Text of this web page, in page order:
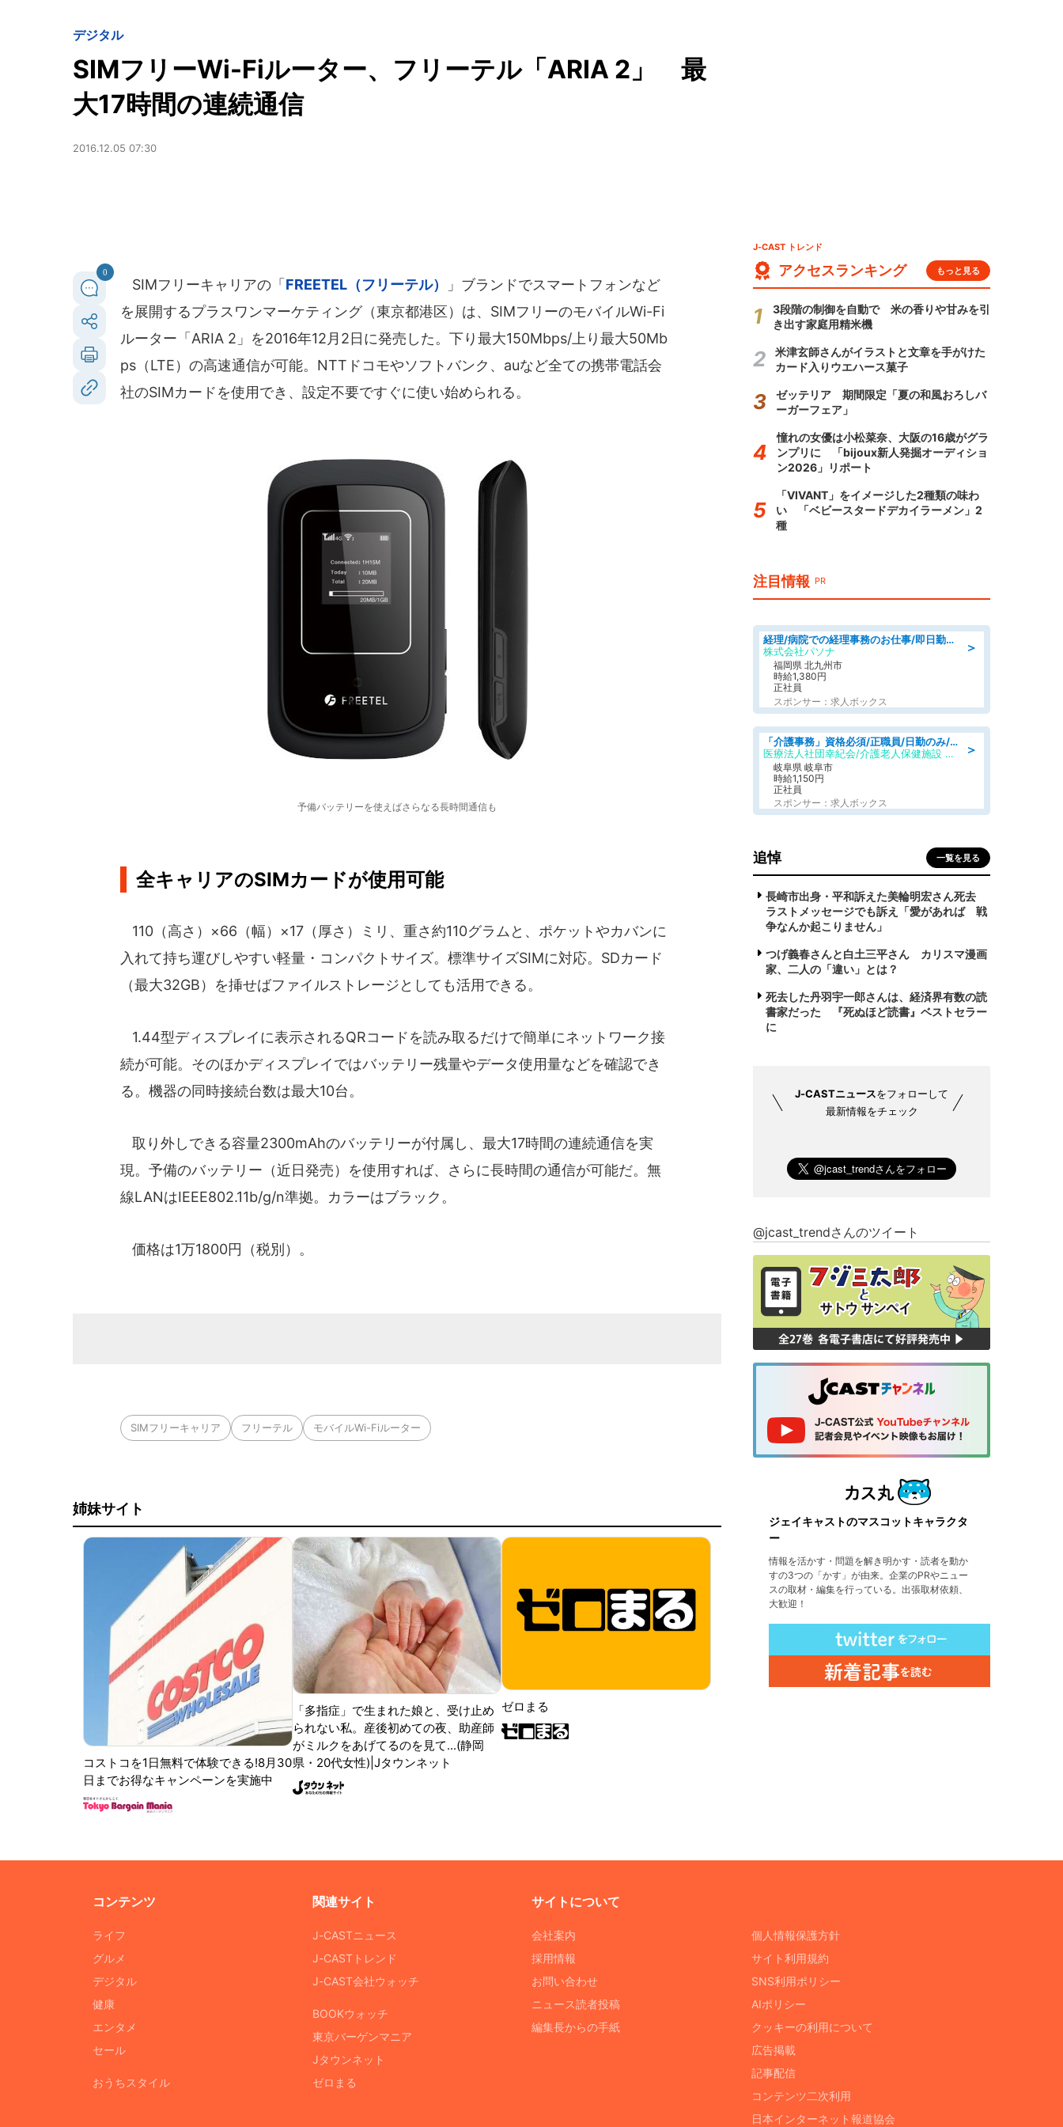
デジタル
SIMフリーWi-Fiルーター、フリーテル「ARIA 2」 最
大17時間の連続通信
2016.12.05 07:30
0
SIMフリーキャリアの「 FREETEL（フリーテル）
」ブランドでスマートフォンなど
を展開するプラスワンマーケティング（東京都港区）は、SIMフリーのモバイルWi-Fi
ルーター「ARIA 2」を2016年12月2日に発売した。下り最大150Mbps/上り最大50Mb
ps（LTE）の高速通信が可能。NTTドコモやソフトバンク、auなど全ての携帯電話会
社のSIMカードを使用でき、設定不要ですぐに使い始められる。
予備バッテリーを使えばさらなる長時間通信も
全キャリアのSIMカードが使用可能
110（高さ）×66（幅）×17（厚さ）ミリ、重さ約110グラムと、ポケットやカバンに
入れて持ち運びしやすい軽量・コンパクトサイズ。標準サイズSIMに対応。SDカード
（最大32GB）を挿せばファイルストレージとしても活用できる。
1.44型ディスプレイに表示されるQRコードを読み取るだけで簡単にネットワーク接
続が可能。そのほかディスプレイではバッテリー残量やデータ使用量などを確認でき
る。機器の同時接続台数は最大10台。
取り外しできる容量2300mAhのバッテリーが付属し、最大17時間の連続通信を実
現。予備のバッテリー（近日発売）を使用すれば、さらに長時間の通信が可能だ。無
線LANはIEEE802.11b/g/n準拠。カラーはブラック。
価格は1万1800円（税別）。
SIMフリーキャリア フリーテル モバイルWi-Fiルーター
姉妹サイト
コストコを1日無料で体験できる!8月30
日までお得なキャンペーンを実施中
「多指症」で生まれた娘と、受け止め
られない私。産後初めての夜、助産師
がミルクをあげてるのを見て...(静岡
県・20代女性)|Jタウンネット
ゼロまる
J-CAST トレンド
アクセスランキング もっと見る
3段階の制御を自動で 米の香りや甘みを引
き出す家庭用精米機
米津玄師さんがイラストと文章を手がけた
カード入りウエハース菓子
ゼッテリア 期間限定「夏の和風おろしバ
ーガーフェア」
憧れの女優は小松菜奈、大阪の16歳がグラ
ンプリに 「bijoux新人発掘オーディショ
ン2026」リポート
「VIVANT」をイメージした2種類の味わ
い 「ベビースタードデカイラーメン」2
種
注目情報 PR
＞
経理/病院での経理事務のお仕事/即日勤務可/車通勤可/経理/一般事務
株式会社パソナ
福岡県 北九州市
時給1,380円
正社員
スポンサー：求人ボックス
＞
「介護事務」資格必須/正職員/日勤のみ/介護老人保健施設
医療法人社団幸紀会/介護老人保健施設 グリーンビラ安江
岐阜県 岐阜市
時給1,150円
正社員
スポンサー：求人ボックス
追悼 一覧を見る
長崎市出身・平和訴えた美輪明宏さん死去
ラストメッセージでも訴え「愛があれば 戦
争なんか起こりません」
つげ義春さんと白土三平さん カリスマ漫画
家、二人の「違い」とは？
死去した丹羽宇一郎さんは、経済界有数の読
書家だった 『死ぬほど読書』ベストセラー
に
J-CASTニュースをフォローして
最新情報をチェック
@jcast_trendさんのツイート
ジェイキャストのマスコットキャラクタ
ー
情報を活かす・問題を解き明かす・読者を動か
すの3つの「かす」が由来。企業のPRやニュー
スの取材・編集を行っている。出張取材依頼、
大歓迎！
コンテンツ
ライフ
グルメ
デジタル
健康
エンタメ
セール
おうちスタイル
関連サイト
J-CASTニュース
J-CASTトレンド
J-CAST会社ウォッチ
BOOKウォッチ
東京バーゲンマニア
Jタウンネット
ゼロまる
サイトについて
会社案内
採用情報
お問い合わせ
ニュース読者投稿
編集長からの手紙
個人情報保護方針
サイト利用規約
SNS利用ポリシー
AIポリシー
クッキーの利用について
広告掲載
記事配信
コンテンツ二次利用
日本インターネット報道協会